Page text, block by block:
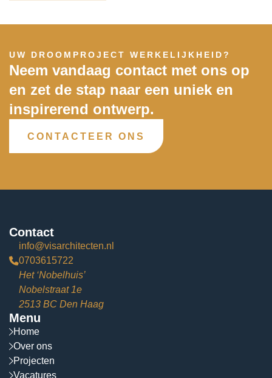
UW DROOMPROJECT WERKELIJKHEID?
Neem vandaag contact met ons op
en zet de stap naar een uniek en
inspirerend ontwerp.
CONTACTEER ONS
Contact
info@visarchitecten.nl
0703615722
Het ‘Nobelhuis’
Nobelstraat 1e
2513 BC Den Haag
Menu
Home
Over ons
Projecten
Vacatures